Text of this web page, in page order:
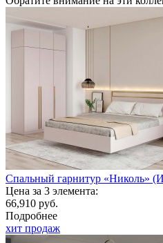
Спальный гарнитур «Николь»
Цена за 3 элемента:
66,910 руб.
Подробнее
хит продаж